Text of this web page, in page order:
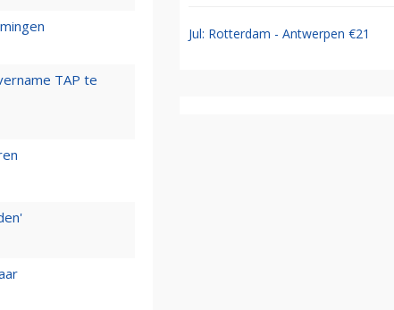
TAP te
Jul: Rotterdam - Antwerpen €21